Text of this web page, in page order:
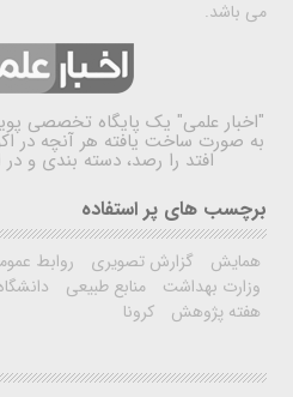
می باشد.
"اخبار علمی" یک پایگاه تخصصی
به صورت ساخت یافته هر آنچه در
افتد را رصد، دسته بندی و در
برچسب های پر استفاده
همایش گزارش تصویری روابط
وزارت بهداشت
منابع طبیعی
هفته پژوهش
کرونا